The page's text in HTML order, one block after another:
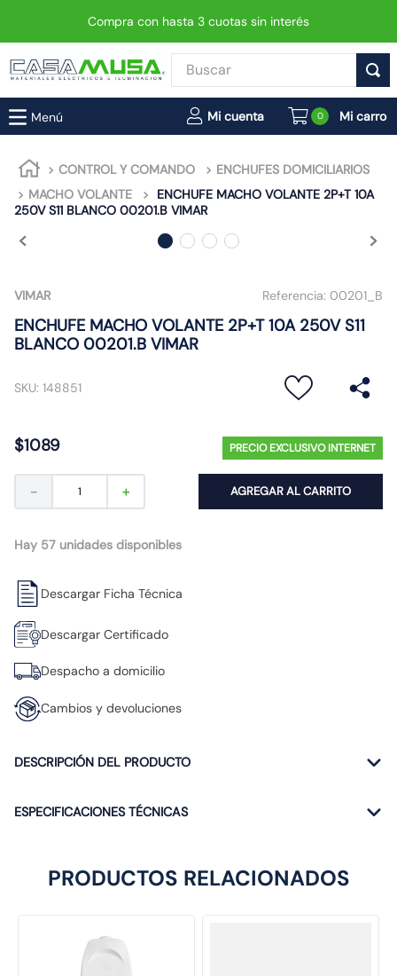
Compra con hasta 3 cuotas sin interés
Buscar
0
CONTROL Y COMANDO
ENCHUFES DOMICILIARIOS
MACHO VOLANTE
ENCHUFE MACHO VOLANTE 2P+T 10A
250V S11 BLANCO 00201.B VIMAR
VIMAR Referencia: 00201_B
ENCHUFE MACHO VOLANTE 2P+T 10A 250V S11
BLANCO 00201.B VIMAR
SKU: 148851
$1089 PRECIO EXCLUSIVO INTERNET
＋
－ AGREGAR AL CARRITO
Hay 57 unidades disponibles
Descargar Ficha Técnica
Descargar Certificado
Despacho a domicilio
Cambios y devoluciones
DESCRIPCIÓN DEL PRODUCTO
ESPECIFICACIONES TÉCNICAS
PRODUCTOS RELACIONADOS
TÉRMINOS MÁS BUSCADOS
1.
enchufe
.
interruptor
3 .
luminaria vial led neo
foco led
7.
matixgo
proyector led